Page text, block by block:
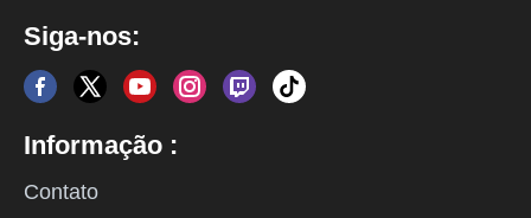
Siga-nos:
Informação :
Contato